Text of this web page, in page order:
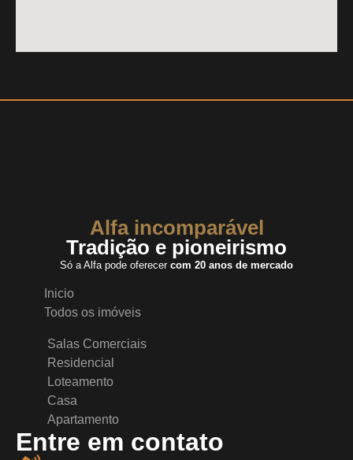
Alfa incomparável
Tradição e pioneirismo
Só a Alfa pode oferecer com 20 anos de mercado
Inicio
Todos os imóveis
Salas Comerciais
Residencial
Loteamento
Casa
Apartamento
Entre em contato